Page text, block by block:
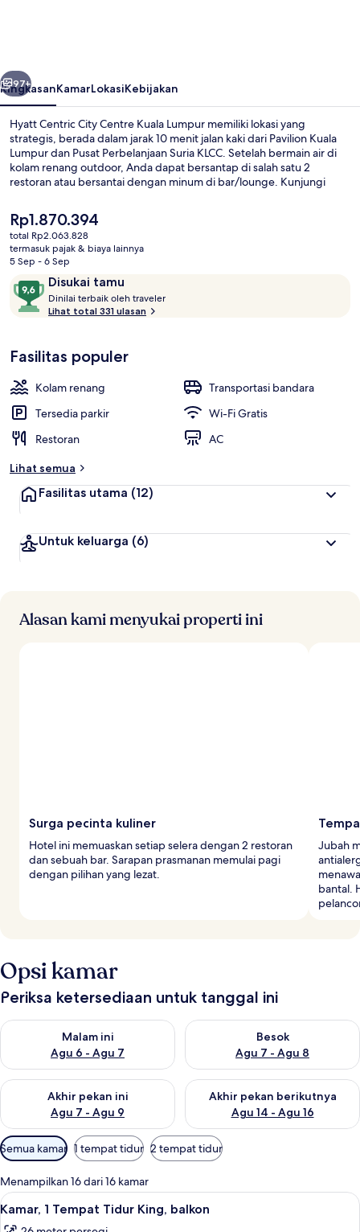
Lumpur
Berikutnya
97+
RingkasanKamarLokasiKebijakan
Hyatt Centric City Centre Kuala Lumpur memiliki lokasi yang
strategis, berada dalam jarak 10 menit jalan kaki dari Pavilion Kuala
Lumpur dan Pusat Perbelanjaan Suria KLCC. Setelah bermain air di
kolam renang outdoor, Anda dapat bersantap di salah satu 2
restoran atau bersantai dengan minum di bar/lounge. Kunjungi
menit berjalan kaki dari hotel mewah ini. . Properti ini berada dekat
dengan transportasi umum: Stasiun Raja Chulan berjarak 6 menit
dan Stasiun Bukit Nanas berjarak 6 menit.
Harga
saat
ini
Rp1.870.394
Rp1.870.394
total Rp2.063.828
termasuk pajak & biaya lainnya
5 Sep - 6 Sep
Ulasan Disukai tamu
9,6
dari
10,
tamu
Dinilai terbaik oleh traveler
i
r
a
Lihat total 331 ulasan
Fasilitas populer
Kolam renang
Transportasi bandara
Tersedia parkir
Wi-Fi Gratis
Restoran
AC
Lihat semua
Fasilitas utama (12)
Untuk keluarga (6)
Alasan kami menyukai properti ini
Surga pecinta kuliner
Hotel ini memuaskan setiap selera dengan 2 restoran
dan sebuah bar. Sarapan prasmanan memulai pagi
dengan pilihan yang lezat.
Jubah
bantal.
Opsi kamar
Periksa ketersediaan untuk tanggal ini
Malam ini
Agu 6 - Agu 7
Periksa ketersediaan untuk malam ini Agu 6 - Agu 7
Besok
Agu 7 - Agu 8
Periksa ketersediaan untuk
Akhir pekan ini
Agu 7 - Agu 9
Periksa ketersediaan untuk akhir pekan ini Agu 7 - Agu 9
Akhir pekan berikutnya
Agu 14 - Agu 16
Periksa ketersediaan untuk
Filter
tersedia
untuk
kamar
Semua kamar 1 tempat tidur 2 tempat tidur
Menampilkan 16 dari 16 kamar
Lihat
semua
Seprai antialergi, minibar, brankas,
5
Kamar, 1 Tempat Tidur King, balkon